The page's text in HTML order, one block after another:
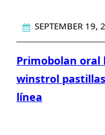
SEPTEMBER 19,
Primobolan oral
winstrol
línea